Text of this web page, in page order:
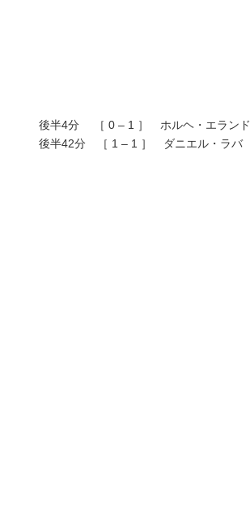
後半4分 ［ 0 – 1 ］ ホルヘ・エランド
後半42分 ［ 1 – 1 ］ ダニエル・ラバ